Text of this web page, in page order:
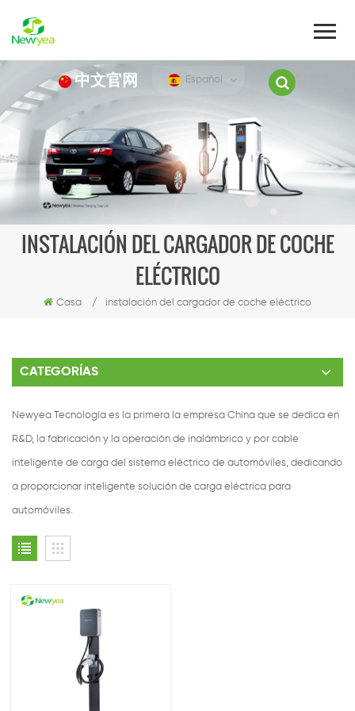
中文官网 Español
INSTALACIÓN DEL CARGADOR DE COCHE
ELÉCTRICO
Casa / instalación del cargador de coche eléctrico
CATEGORÍAS
Newyea Tecnología es la primera la empresa China que se dedica en
R&D, la fabricación y la operación de inalámbrico y por cable
inteligente de carga del sistema eléctrico de automóviles, dedicando
a proporcionar inteligente solución de carga eléctrica para
automóviles.